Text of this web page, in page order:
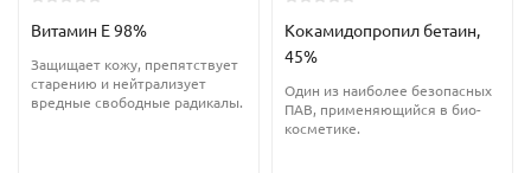
Витамин Е 98%
Защищает кожу, препятствует
старению и нейтрализует
вредные свободные радикалы.
Кокамидопропил бетаин,
45%
Один из наиболее безопасных
ПАВ, применяющийся в био-
косметике.